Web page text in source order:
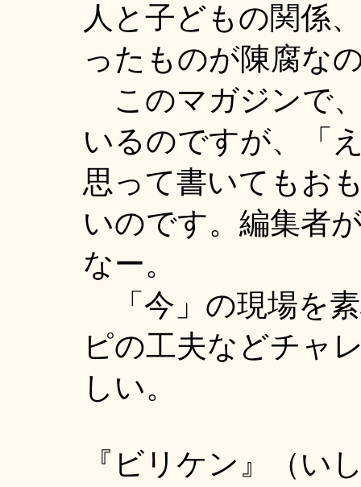
人と子どもの関係
ったものが陳腐な
このマガジンで
いるのですが、「
思って書いてもお
いのです。編集者
なー。
「今」の現場を
ピの工夫などチャ
しい。
『ビリケン』（